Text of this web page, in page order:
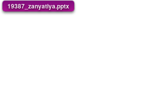
19387_zanyatiya.pptx